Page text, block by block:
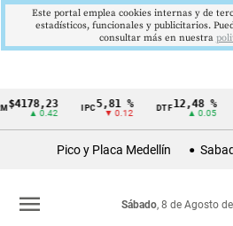
Cintillo
Colombia
0.42
IPC 5,81 %
▼ 0.12
DTF 12,48 %
▲ 0.05
UVR
Pico y Placa Medellín
Sábado, 8 de Agosto
menu
Este portal emplea cookies internas y de
estadísticos, funcionales y publicitarios.
consultar más en nuestra